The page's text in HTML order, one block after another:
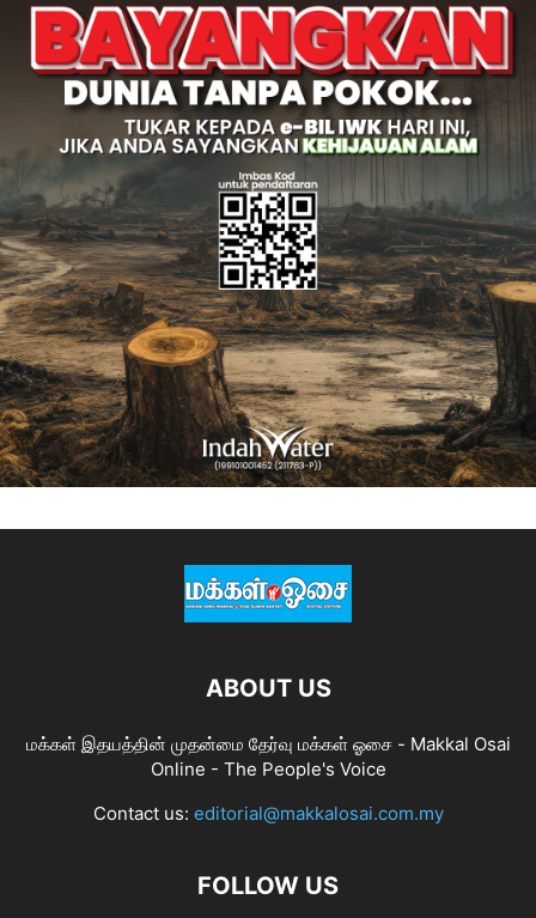
ABOUT US
மக்கள் இதயத்தின் முதன்மை தேர்வு மக்கள் ஓசை - Makkal Osai
Online - The People's Voice
Contact us: editorial@makkalosai.com.my
FOLLOW US